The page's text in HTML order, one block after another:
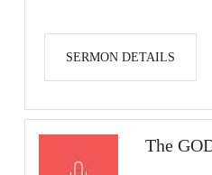
SERMON DETAILS
The